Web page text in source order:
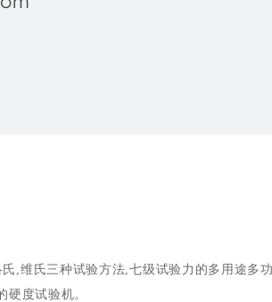
氏 ,维氏三种试验方法,七级试验力的多用途多
硬度试验机。